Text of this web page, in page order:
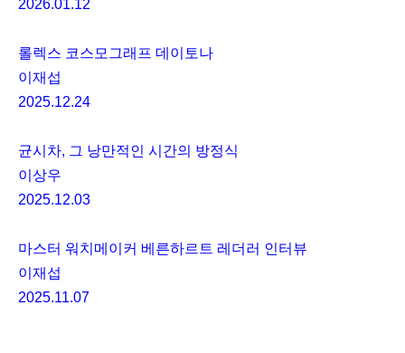
2026.01.12
롤렉스 코스모그래프 데이토나
이재섭
2025.12.24
균시차, 그 낭만적인 시간의 방정식
이상우
2025.12.03
마스터 워치메이커 베른하르트 레더러 인터뷰
이재섭
2025.11.07